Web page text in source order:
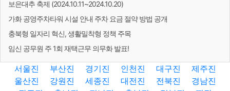
보은대추 축제 (2024.10.11~2024.10.20)
가화 공영주차타워 시설 안내 주차 요금 절약 방법 공개
충북형 일자리 혁신, 생활밀착형 정책 주목
임신 공무원 주 1회 재택근무 의무화 발표!
서울진 부산진 경기진 인천진 대구진
제주진
울산진
강원진 세종진 대전진 전북진
경남진